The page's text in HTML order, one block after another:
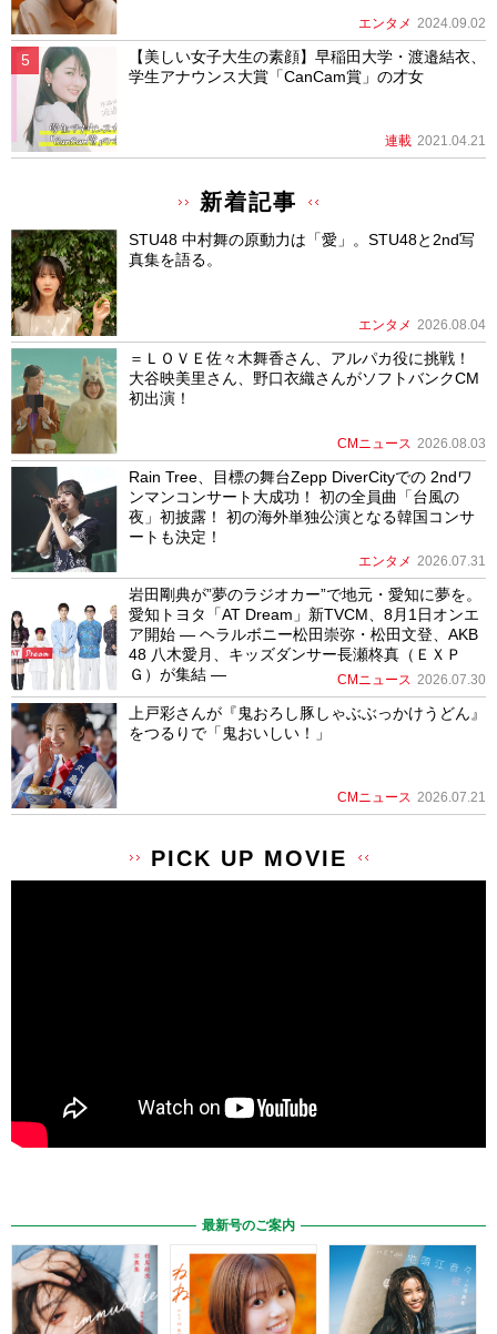
エンタメ 2024.09.02
【美しい女子大生の素顔】早稲田大学・渡邉結衣、
学生アナウンス大賞「CanCam賞」の才女
連載 2021.04.21
新着記事
STU48 中村舞の原動力は「愛」。STU48と2nd写
真集を語る。
エンタメ 2026.08.04
＝ＬＯＶＥ佐々木舞香さん、アルパカ役に挑戦！
大谷映美里さん、野口衣織さんがソフトバンクCM
初出演！
CMニュース 2026.08.03
Rain Tree、目標の舞台Zepp DiverCityでの 2ndワ
ンマンコンサート大成功！ 初の全員曲「台風の
夜」初披露！ 初の海外単独公演となる韓国コンサ
ートも決定！
エンタメ 2026.07.31
岩田剛典が”夢のラジオカー”で地元・愛知に夢を。
愛知トヨタ「AT Dream」新TVCM、8月1日オンエ
ア開始 ― ヘラルボニー松田崇弥・松田文登、AKB
48 八木愛月、キッズダンサー長瀬柊真（ＥＸＰ
Ｇ）が集結 ―
CMニュース 2026.07.30
上戸彩さんが『鬼おろし豚しゃぶぶっかけうどん』
をつるりで「鬼おいしい！」
CMニュース 2026.07.21
PICK UP MOVIE
最新号のご案内